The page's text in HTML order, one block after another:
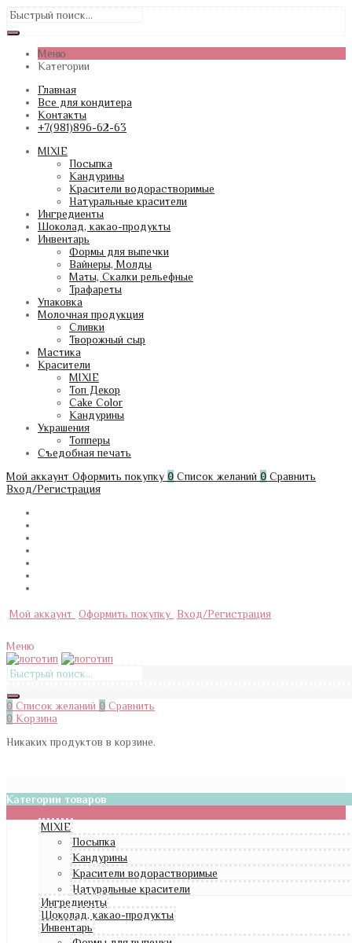
Меню
Категории
Главная
Все для кондитера
Контакты
+7(981)896-62-63
MIXIE
Посыпка
Кандурины
Красители водорастворимые
Натуральные красители
Ингредиенты
Шоколад, какао-продукты
Инвентарь
Формы для выпечки
Вайнеры, Молды
Маты, Скалки рельефные
Трафареты
Упаковка
Молочная продукция
Сливки
Творожный сыр
Мастика
Красители
MIXIE
Топ Декор
Cake Color
Кандурины
Украшения
Топперы
Съедобная печать
Мой аккаунт Оформить покупку 0 Список желаний 0 Сравнить
Вход/Регистрация
Мой аккаунт Оформить покупку Вход/Регистрация
Меню
0 Список желаний 0 Сравнить
0 Корзина
Никаких продуктов в корзине.
Категории товаров
MIXIE
Посыпка
Кандурины
Красители водорастворимые
Натуральные красители
Ингредиенты
Шоколад, какао-продукты
Инвентарь